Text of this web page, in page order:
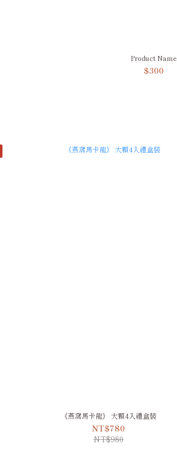
Product Name
$300
《燕窩馬卡龍》 大顆4入禮盒裝
NT$780
NT$980